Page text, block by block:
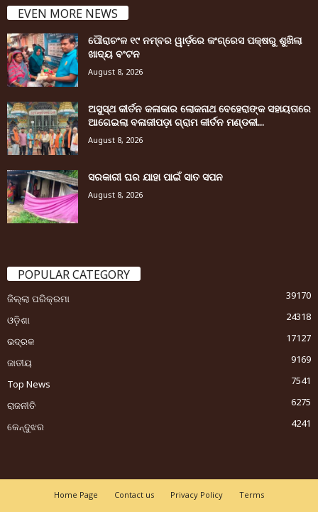
EVEN MORE NEWS
ପୌରାଚଂଳ ୧୯ ନମ୍ବର ୱାର୍ଡ଼ରେ କଂଗ୍ରେସ ପକ୍ଷରୁ ଶୁଖିଲା
ଖାଦ୍ୟ ବଂଟନ
August 8, 2026
ଅସୁସ୍ଥ କୀର୍ତନ କଳାକାର ଲୋକନାଥ ବେହେରାଙ୍କ ସହାୟତାରେ
ଆଗେଇଲା ବଳାଜୀପଡ଼ା ଗ୍ରାମ କୀର୍ତନ ମଣ୍ଡଳୀ...
August 8, 2026
ସରକାରୀ ଘର ଯାହା ପାଇଁ ସାତ ସପନ
August 8, 2026
POPULAR CATEGORY
ଜିଲ୍ଲା ପରିକ୍ରମା
39170
ଓଡ଼ିଶା
24318
ଭଦ୍ରକ
17127
ଜାତୀୟ
9169
Top News
7541
ରାଜନୀତି
6275
କେନ୍ଦୁଝର
4241
Home Page Contact us Privacy Policy
Terms